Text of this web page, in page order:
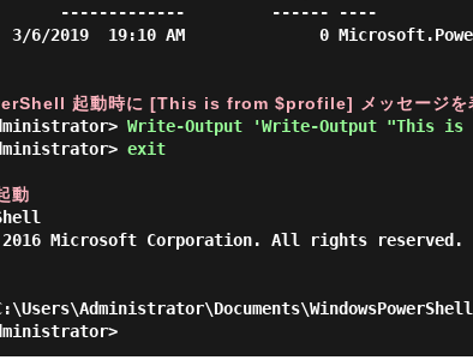
-------------         ------ ----
2019  19:10 AM              0
起動時に [This is from $profile] メッセージを
Write-Output 'Write-Output "This
exit
動
Microsoft Corporation. All rights reserved.